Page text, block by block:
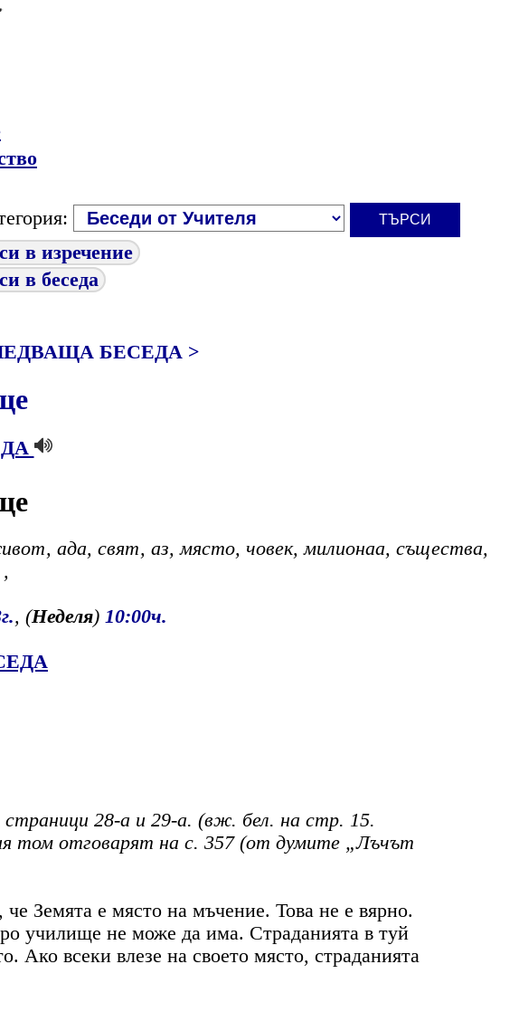
в изречение
в беседа
БЕСЕДА >
ада, свят, аз, място, човек, милионаа, същества,
, (Неделя) 10:00ч.
28-а и 29-а. (вж. бел. на стр. 15.
том отговарят на с. 357 (от думите „Лъчът
Земята е място на мъчение. Това не е вярно.
училище не може да има. Страданията в туй
Ако всеки влезе на своето място, страданията